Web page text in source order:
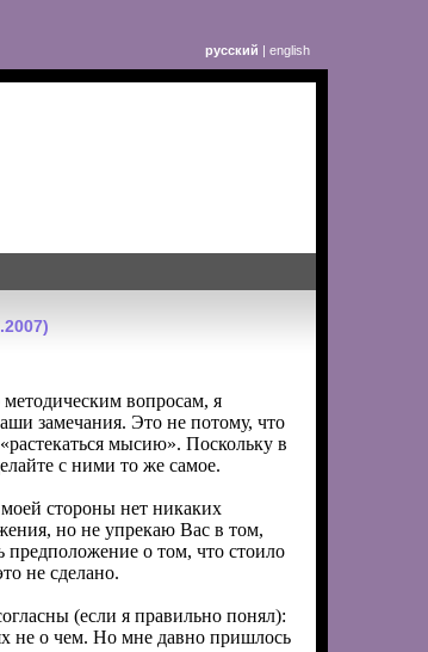
русский | english
вопросам, я
замечания. Это не потому, что
мысию». Поскольку в
с ними то же самое.
стороны нет никаких
но не упрекаю Вас в том,
предположение о том, что стоило
не сделано.
(если я правильно понял):
не о чем. Но мне давно пришлось